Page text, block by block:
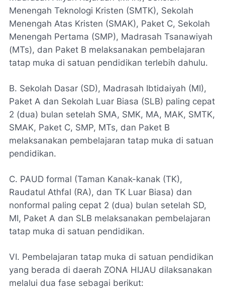
Menengah Teknologi Kristen (SMTK), Sekolah
Menengah Atas Kristen (SMAK), Paket C, Sekolah
Menengah Pertama (SMP), Madrasah Tsanawiyah
(MTs), dan Paket B melaksanakan pembelajaran
tatap muka di satuan pendidikan terlebih dahulu.
B. Sekolah Dasar (SD), Madrasah Ibtidaiyah (MI),
Paket A dan Sekolah Luar Biasa (SLB) paling cepat
2 (dua) bulan setelah SMA, SMK, MA, MAK, SMTK,
SMAK, Paket C, SMP, MTs, dan Paket B
melaksanakan pembelajaran tatap muka di satuan
pendidikan.
C. PAUD formal (Taman Kanak-kanak (TK),
Raudatul Athfal (RA), dan TK Luar Biasa) dan
nonformal paling cepat 2 (dua) bulan setelah SD,
MI, Paket A dan SLB melaksanakan pembelajaran
tatap muka di satuan pendidikan.
VI. Pembelajaran tatap muka di satuan pendidikan
yang berada di daerah ZONA HIJAU dilaksanakan
melalui dua fase sebagai berikut: